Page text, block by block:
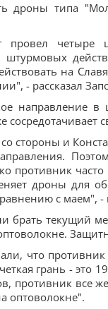
дроны типа
четыре
штурмовых
на
- рассказал
направление
сосредотачивает
стороны и
противник
дроны для
с маем", -
брать текущий
что
грань - это
противник все
оптоволокне".